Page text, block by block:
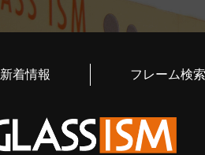
新着情報 フレーム検索